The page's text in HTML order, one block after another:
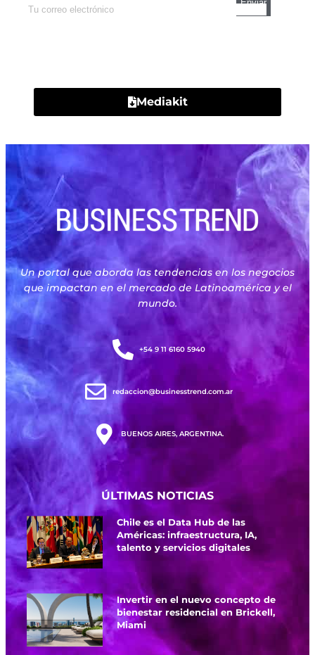
Mediakit
Un portal que aborda las tendencias en los negocios
que impactan en el mercado de Latinoamérica y el
mundo.
+54 9 11 6160 5940
redaccion@businesstrend.com.ar
BUENOS AIRES, ARGENTINA.
ÚLTIMAS NOTICIAS
Chile es el Data Hub de las
Américas: infraestructura, IA,
talento y servicios digitales
Invertir en el nuevo concepto de
bienestar residencial en Brickell,
Miami